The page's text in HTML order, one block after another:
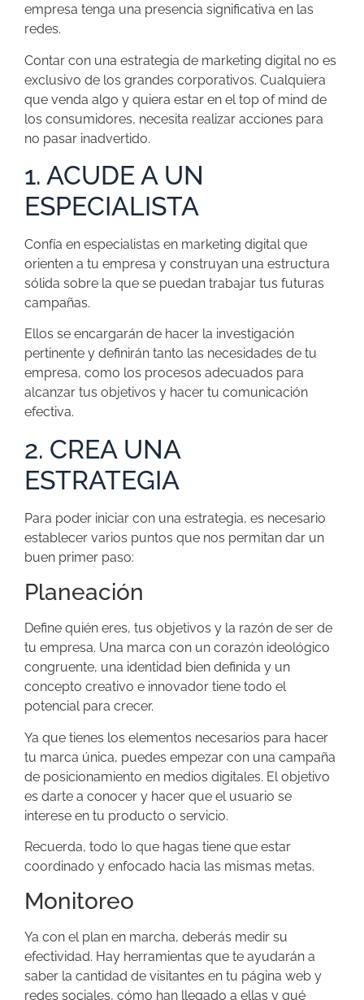
empresa tenga una presencia significativa en las
redes.
Contar con una estrategia de marketing digital no es
exclusivo de los grandes corporativos. Cualquiera
que venda algo y quiera estar en el top of mind de
los consumidores, necesita realizar acciones para
no pasar inadvertido.
1. ACUDE A UN
ESPECIALISTA
Confía en especialistas en marketing digital que
orienten a tu empresa y construyan una estructura
sólida sobre la que se puedan trabajar tus futuras
campañas.
Ellos se encargarán de hacer la investigación
pertinente y definirán tanto las necesidades de tu
empresa, como los procesos adecuados para
alcanzar tus objetivos y hacer tu comunicación
efectiva.
2. CREA UNA
ESTRATEGIA
Para poder iniciar con una estrategia, es necesario
establecer varios puntos que nos permitan dar un
buen primer paso:
Planeación
Define quién eres, tus objetivos y la razón de ser de
tu empresa. Una marca con un corazón ideológico
congruente, una identidad bien definida y un
concepto creativo e innovador tiene todo el
potencial para crecer.
Ya que tienes los elementos necesarios para hacer
tu marca única, puedes empezar con una campaña
de posicionamiento en medios digitales. El objetivo
es darte a conocer y hacer que el usuario se
interese en tu producto o servicio.
Recuerda, todo lo que hagas tiene que estar
coordinado y enfocado hacia las mismas metas.
Monitoreo
Ya con el plan en marcha, deberás medir su
efectividad. Hay herramientas que te ayudarán a
saber la cantidad de visitantes en tu página web y
redes sociales, cómo han llegado a ellas y qué